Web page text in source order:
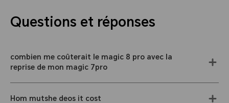
Questions et réponses
combien me coûterait le magic 8 pro avec la
reprise de mon magic 7pro
Hom mutshe deos it cost